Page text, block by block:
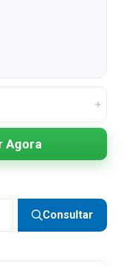
Agora
Consultar